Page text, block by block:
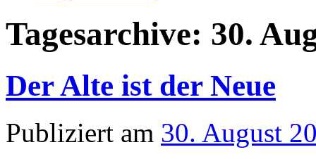
Tagesarchive: 30.
Der Alte ist der Neue
Publiziert am 30. August